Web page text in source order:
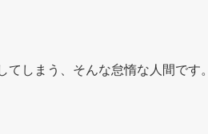
しまう、そんな怠惰な人間です。